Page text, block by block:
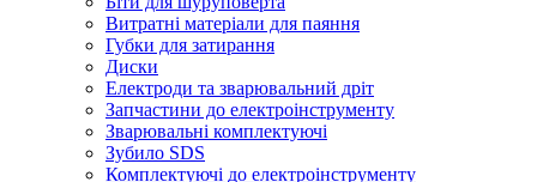
Витратні матеріали для паяння
Губки для затирання
Диски
Електроди та зварювальний дріт
Запчастини до електроінструменту
Зварювальні комплектуючі
Зубило SDS
Комплектуючі до електроінструменту